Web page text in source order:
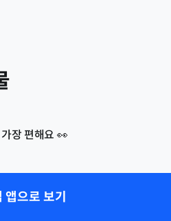
장 편해요 👀
앱으로 보기